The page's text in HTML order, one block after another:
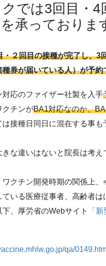
では3回目・
承っておりま
・２回目の接種が完了し、3
券が届いている人）が予約
応のファイザー社製を入手
クチンがBA1対応なのか、
は接種日同日に混在する事
な違いはないと院長は考
クチン開発時期の関係上
いる医療従事者、高齢者は
、厚労省のWebサイト
「
qa/